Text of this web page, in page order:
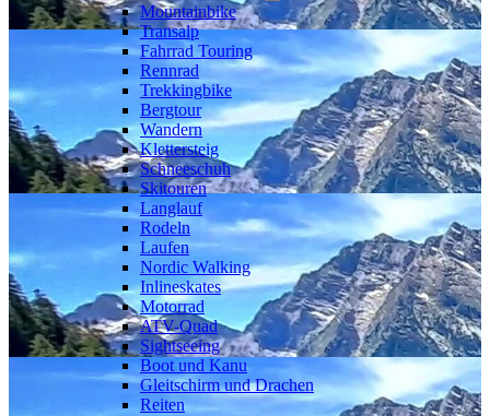
Mountainbike
Transalp
Fahrrad Touring
Rennrad
Trekkingbike
Bergtour
Wandern
Klettersteig
Schneeschuh
Skitouren
Langlauf
Rodeln
Laufen
Nordic Walking
Inlineskates
Motorrad
ATV-Quad
Sightseeing
Boot und Kanu
Gleitschirm und Drachen
Reiten